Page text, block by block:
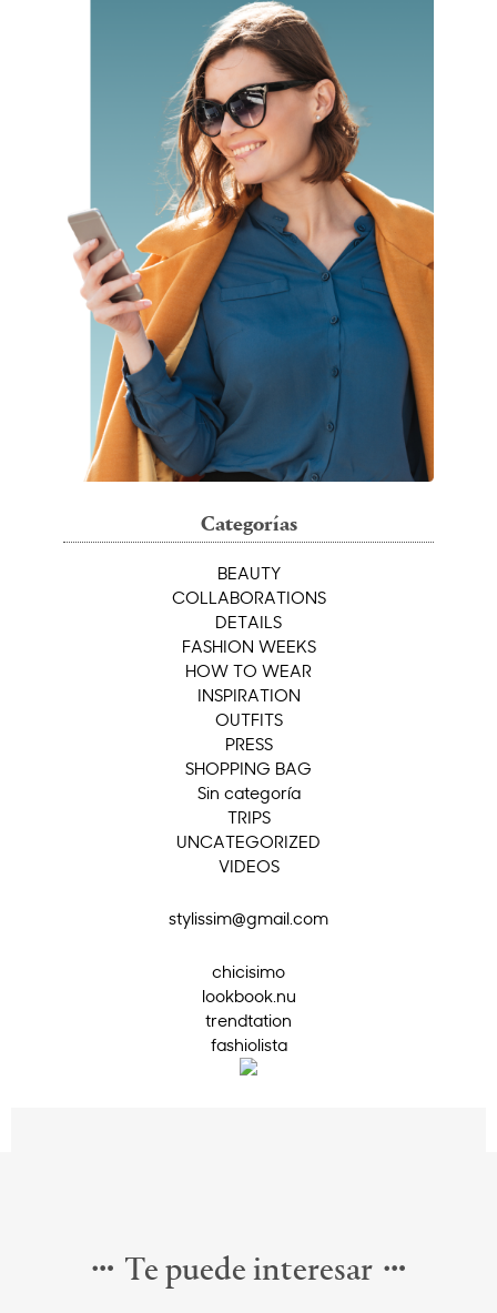
Categorías
BEAUTY
COLLABORATIONS
DETAILS
FASHION WEEKS
HOW TO WEAR
INSPIRATION
OUTFITS
PRESS
SHOPPING BAG
Sin categoría
TRIPS
UNCATEGORIZED
VIDEOS
stylissim@gmail.com
chicisimo
lookbook.nu
trendtation
fashiolista
Te puede interesar